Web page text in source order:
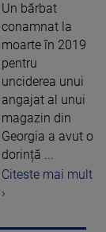
Un bărbat
conamnat la
moarte în 2019
pentru
unciderea unui
angajat al unui
magazin din
Georgia a avut o
dorință ...
Citeste mai mult
›